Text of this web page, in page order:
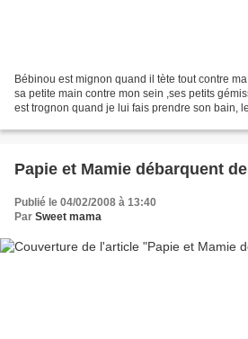
Bébinou est mignon quand il tète tout contre
sa petite main contre mon sein ,ses petits
est trognon quand je lui fais prendre son bain,
Papie et Mamie débarquent
Publié le 04/02/2008 à 13:40
Par Sweet mama